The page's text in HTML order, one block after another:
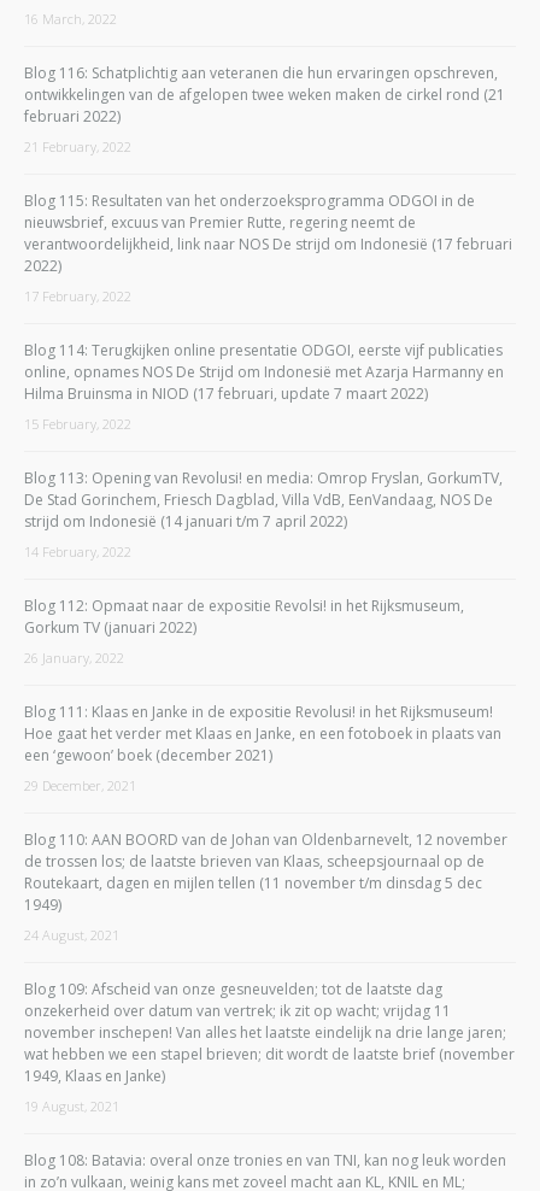
16 March, 2022
Blog 116: Schatplichtig aan veteranen die hun ervaringen opschreven,
ontwikkelingen van de afgelopen twee weken maken de cirkel rond (21
februari 2022)
21 February, 2022
Blog 115: Resultaten van het onderzoeksprogramma ODGOI in de
nieuwsbrief, excuus van Premier Rutte, regering neemt de
verantwoordelijkheid, link naar NOS De strijd om Indonesië (17 februari
2022)
17 February, 2022
Blog 114: Terugkijken online presentatie ODGOI, eerste vijf publicaties
online, opnames NOS De Strijd om Indonesië met Azarja Harmanny en
Hilma Bruinsma in NIOD (17 februari, update 7 maart 2022)
15 February, 2022
Blog 113: Opening van Revolusi! en media: Omrop Fryslan, GorkumTV,
De Stad Gorinchem, Friesch Dagblad, Villa VdB, EenVandaag, NOS De
strijd om Indonesië (14 januari t/m 7 april 2022)
14 February, 2022
Blog 112: Opmaat naar de expositie Revolsi! in het Rijksmuseum,
Gorkum TV (januari 2022)
26 January, 2022
Blog 111: Klaas en Janke in de expositie Revolusi! in het Rijksmuseum!
Hoe gaat het verder met Klaas en Janke, en een fotoboek in plaats van
een ‘gewoon’ boek (december 2021)
29 December, 2021
Blog 110: AAN BOORD van de Johan van Oldenbarnevelt, 12 november
de trossen los; de laatste brieven van Klaas, scheepsjournaal op de
Routekaart, dagen en mijlen tellen (11 november t/m dinsdag 5 dec
1949)
24 August, 2021
Blog 109: Afscheid van onze gesneuvelden; tot de laatste dag
onzekerheid over datum van vertrek; ik zit op wacht; vrijdag 11
november inschepen! Van alles het laatste eindelijk na drie lange jaren;
wat hebben we een stapel brieven; dit wordt de laatste brief (november
1949, Klaas en Janke)
19 August, 2021
Blog 108: Batavia: overal onze tronies en van TNI, kan nog leuk worden
in zo’n vulkaan, weinig kans met zoveel macht aan KL, KNIL en ML;